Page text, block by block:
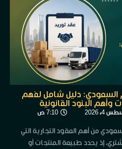
السعودي: دليل شامل لفهم
وأهم البنود القانونية
4, 2026 7:10 ص
من أهم العقود التجارية التي
إذ يحدد طبيعة المنتجات أو